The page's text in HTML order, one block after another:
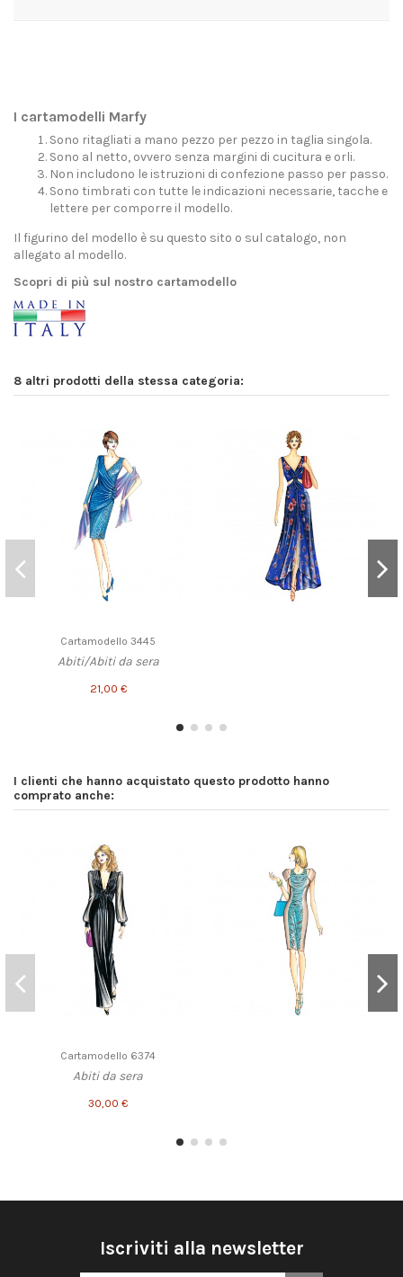
I cartamodelli Marfy
Sono ritagliati a mano pezzo per pezzo in taglia singola.
Sono al netto, ovvero senza margini di cucitura e orli.
Non includono le istruzioni di confezione passo per passo.
Sono timbrati con tutte le indicazioni necessarie, tacche e
lettere per comporre il modello.
Il figurino del modello è su questo sito o sul catalogo, non
allegato al modello.
Scopri di più sul nostro cartamodello
8 altri prodotti della stessa categoria:
Cartamodello 3445
Abiti/Abiti da sera
21,00 €
I clienti che hanno acquistato questo prodotto hanno
comprato anche:
Cartamodello 6374
Abiti da sera
30,00 €
Iscriviti alla newsletter